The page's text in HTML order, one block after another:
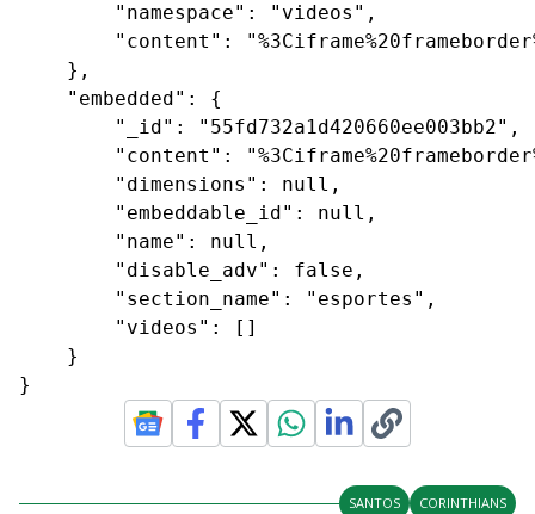
        "namespace": "videos",
"content":
    },
    "embedded": {
        "_id": "55fd732a1d420660ee003bb2",
"content":
        "dimensions": null,
        "embeddable_id": null,
        "name": null,
        "disable_adv": false,
        "section_name": "esportes",
        "videos": []
    }
}
SANTOS CORINTHIANS